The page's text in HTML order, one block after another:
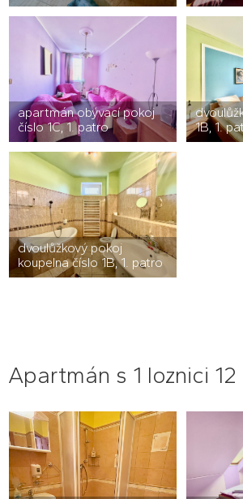
apartmán obývací pokoj
číslo 1C, 1. patro
1B, 1.
dvoulůžkový pokoj
koupelna číslo 1B, 1. patro
Apartmán s 1 loznici 12